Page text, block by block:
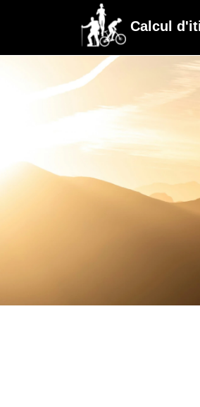
Calcul